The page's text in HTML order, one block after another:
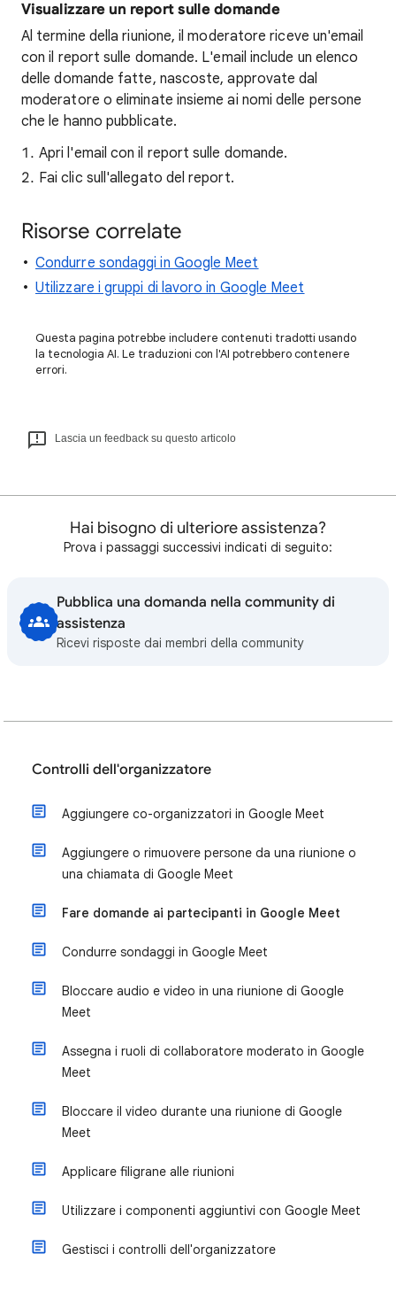
Visualizzare un report sulle domande
Al termine della riunione, il moderatore riceve un'email
con il report sulle domande. L'email include un elenco
delle domande fatte, nascoste, approvate dal
moderatore o eliminate insieme ai nomi delle persone
che le hanno pubblicate.
Apri l'email con il report sulle domande.
Fai clic sull'allegato del report.
Risorse correlate
Condurre sondaggi in Google Meet
Utilizzare i gruppi di lavoro in Google Meet
Questa pagina potrebbe includere contenuti tradotti usando
la tecnologia AI. Le traduzioni con l'AI potrebbero contenere
errori.
Lascia un feedback su questo articolo
Hai bisogno di ulteriore assistenza?
Prova i passaggi successivi indicati di seguito:
Pubblica una domanda nella community di
assistenza
Ricevi risposte dai membri della community
Controlli dell'organizzatore
Aggiungere co-organizzatori in Google Meet
Aggiungere o rimuovere persone da una riunione o
una chiamata di Google Meet
Fare domande ai partecipanti in Google Meet
Condurre sondaggi in Google Meet
Bloccare audio e video in una riunione di Google
Meet
Assegna i ruoli di collaboratore moderato in Google
Meet
Bloccare il video durante una riunione di Google
Meet
Applicare filigrane alle riunioni
Utilizzare i componenti aggiuntivi con Google Meet
Gestisci i controlli dell'organizzatore